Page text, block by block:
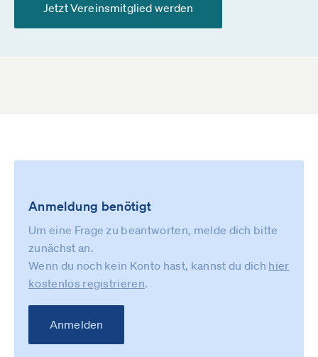
Jetzt Vereinsmitglied werden
Anmeldung benötigt
Um eine Frage zu beantworten, melde dich bitte
zunächst an.
Wenn du noch kein Konto hast, kannst du dich hier
kostenlos registrieren.
Anmelden